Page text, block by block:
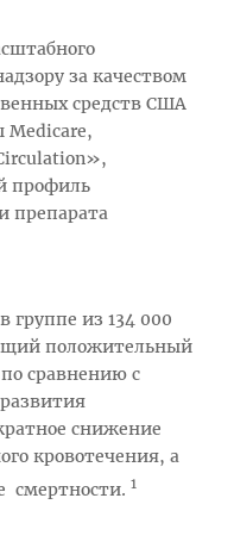
за качеством
средств США
Medicare,
профиль
препарата
группе из 134 000
положительный
сравнению с
снижение
кровотечения, а
смертности. 1